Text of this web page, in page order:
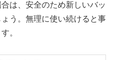
は、安全のため新しいバッ
う。無理に使い続けると事
。